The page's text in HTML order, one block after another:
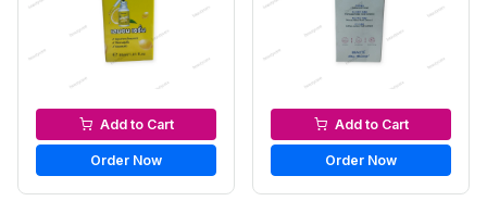
Serums & Essences
Add to Cart
Order Now
Serums & Essences
Add to Cart
Order Now